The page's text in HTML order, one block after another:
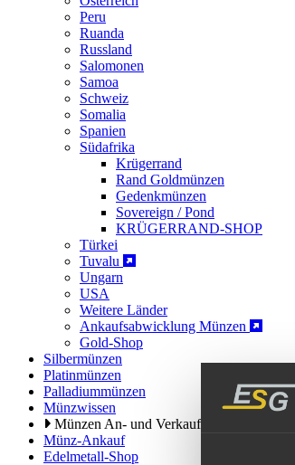
Peru
Ruanda
Russland
Salomonen
Samoa
Schweiz
Somalia
Spanien
Südafrika
Krügerrand
Rand Goldmünzen
Gedenkmünzen
Sovereign / Pond
KRÜGERRAND-SHOP
Türkei
Tuvalu
Ungarn
USA
Weitere Länder
Ankaufsabwicklung Münzen
Gold-Shop
Silbermünzen
Platinmünzen
Palladiummünzen
Münzwissen
Münzen An- und Verkauf
Münz-Ankauf
Edelmetall-Shop